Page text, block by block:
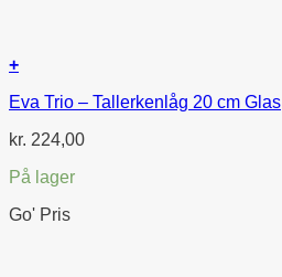
+
Eva Trio – Tallerkenlåg 20 cm Glas
kr. 224,00
På lager
Go' Pris